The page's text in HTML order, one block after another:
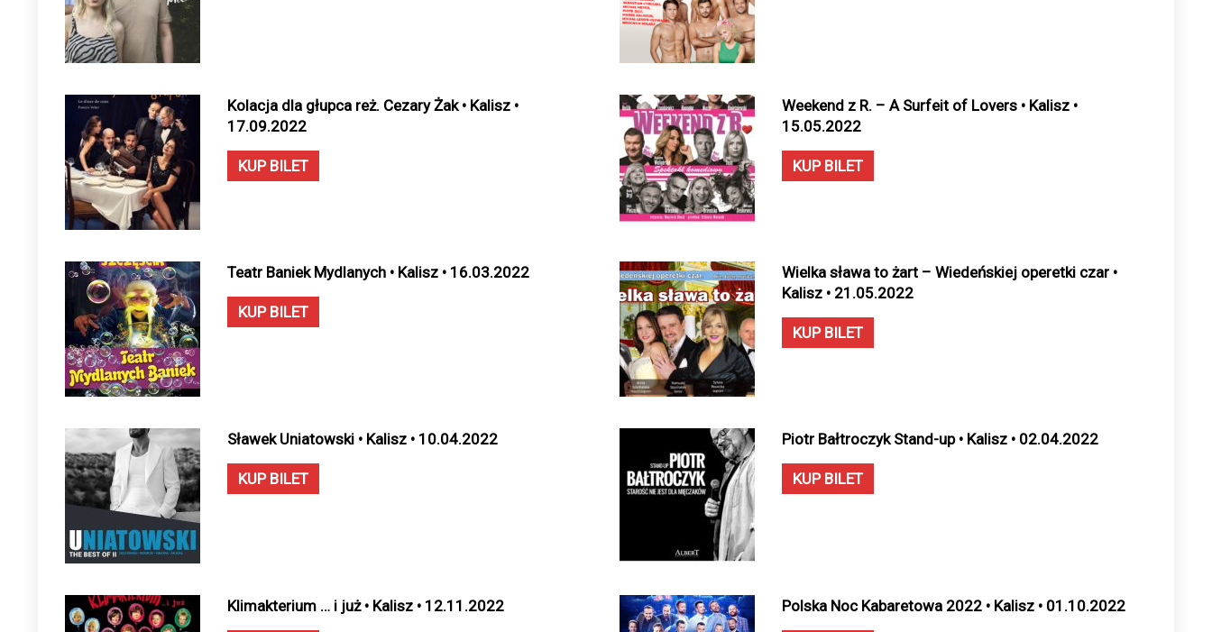
Kolacja dla głupca reż. Cezary Żak • Kalisz •
17.09.2022
KUP BILET
Weekend z R. – A Surfeit of Lovers • Kalisz •
15.05.2022
KUP BILET
Teatr Baniek Mydlanych • Kalisz • 16.03.2022
KUP BILET
Wielka sława to żart – Wiedeńskiej operetki czar •
Kalisz • 21.05.2022
KUP BILET
Sławek Uniatowski • Kalisz • 10.04.2022
KUP BILET
Piotr Bałtroczyk Stand-up • Kalisz • 02.04.2022
KUP BILET
Klimakterium … i już • Kalisz • 12.11.2022 Polska Noc Kabaretowa 2022 • Kalisz • 01.10.2022